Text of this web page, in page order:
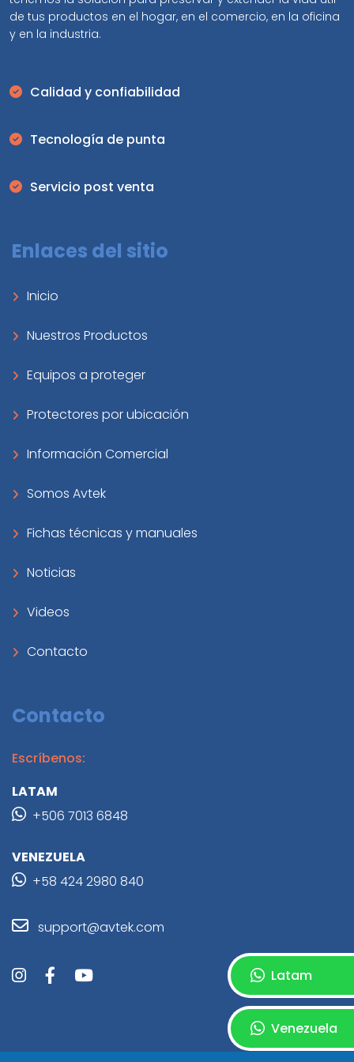
Latam
Venezuela
de tus productos en el hogar, en el comercio, en la oficina
y en la industria.
Calidad y confiabilidad
Tecnología de punta
Servicio post venta
Enlaces del sitio
Inicio
Nuestros Productos
Equipos a proteger
Protectores por ubicación
Información Comercial
Somos Avtek
Fichas técnicas y manuales
Noticias
Videos
Contacto
Contacto
Escríbenos:
LATAM
+506 7013 6848
VENEZUELA
+58 424 2980 840
support@avtek.com